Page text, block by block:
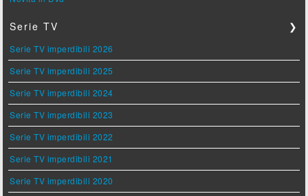
Serie TV ❯
Serie TV imperdibili 2026
Serie TV imperdibili 2025
Serie TV imperdibili 2024
Serie TV imperdibili 2023
Serie TV imperdibili 2022
Serie TV imperdibili 2021
Serie TV imperdibili 2020